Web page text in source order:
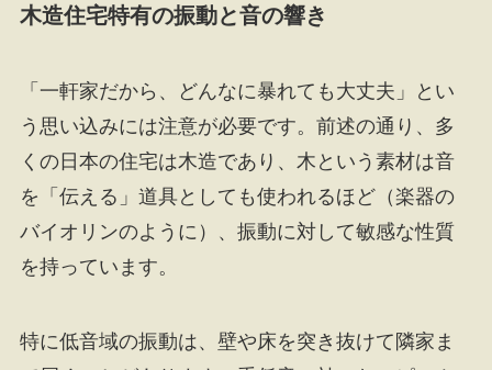
木造住宅特有の振動と音の響き
「一軒家だから、どんなに暴れても大丈夫」とい
う思い込みには注意が必要です。前述の通り、多
くの日本の住宅は木造であり、木という素材は音
を「伝える」道具としても使われるほど（楽器の
バイオリンのように）、振動に対して敏感な性質
を持っています。
特に低音域の振動は、壁や床を突き抜けて隣家ま